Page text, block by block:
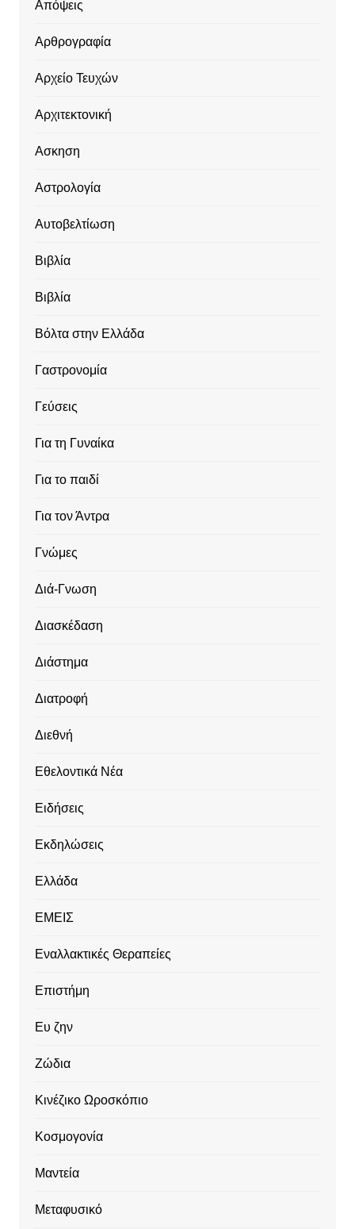
Απόψεις
Αρθρογραφία
Αρχείο Τευχών
Αρχιτεκτονική
Ασκηση
Αστρολογία
Αυτοβελτίωση
Βιβλία
Βιβλία
Βόλτα στην Ελλάδα
Γαστρονομία
Γεύσεις
Για τη Γυναίκα
Για το παιδί
Για τον Άντρα
Γνώμες
Διά-Γνωση
Διασκέδαση
Διάστημα
Διατροφή
Διεθνή
Εθελοντικά Νέα
Ειδήσεις
Εκδηλώσεις
Ελλάδα
ΕΜΕΙΣ
Εναλλακτικές Θεραπείες
Επιστήμη
Ευ ζην
Ζώδια
Κινέζικο Ωροσκόπιο
Κοσμογονία
Μαντεία
Μεταφυσικό